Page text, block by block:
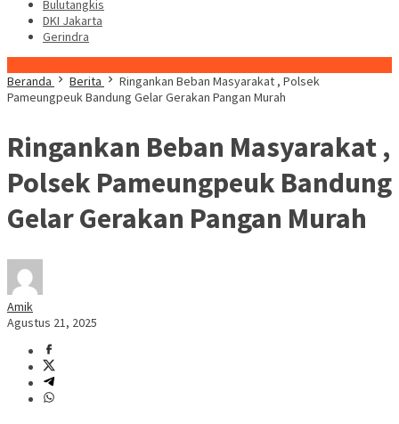
Bulutangkis
DKI Jakarta
Gerindra
Beranda
Berita
Ringankan Beban Masyarakat , Polsek
Pameungpeuk Bandung Gelar Gerakan Pangan Murah
Ringankan Beban Masyarakat ,
Polsek Pameungpeuk Bandung
Gelar Gerakan Pangan Murah
Amik
Agustus 21, 2025